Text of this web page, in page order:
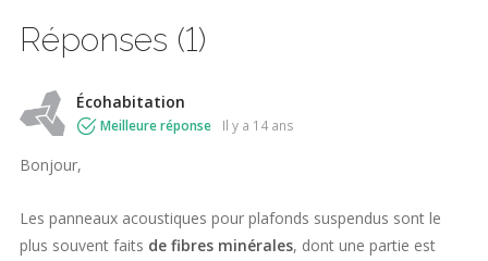
Réponses (1)
Écohabitation
Meilleure réponse il y a 14 ans
Bonjour,
Les panneaux acoustiques pour plafonds suspendus sont le
plus souvent faits de fibres minérales, dont une partie est